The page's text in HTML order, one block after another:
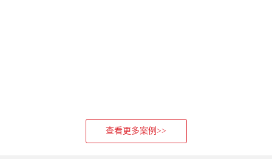
查看更多案例>>